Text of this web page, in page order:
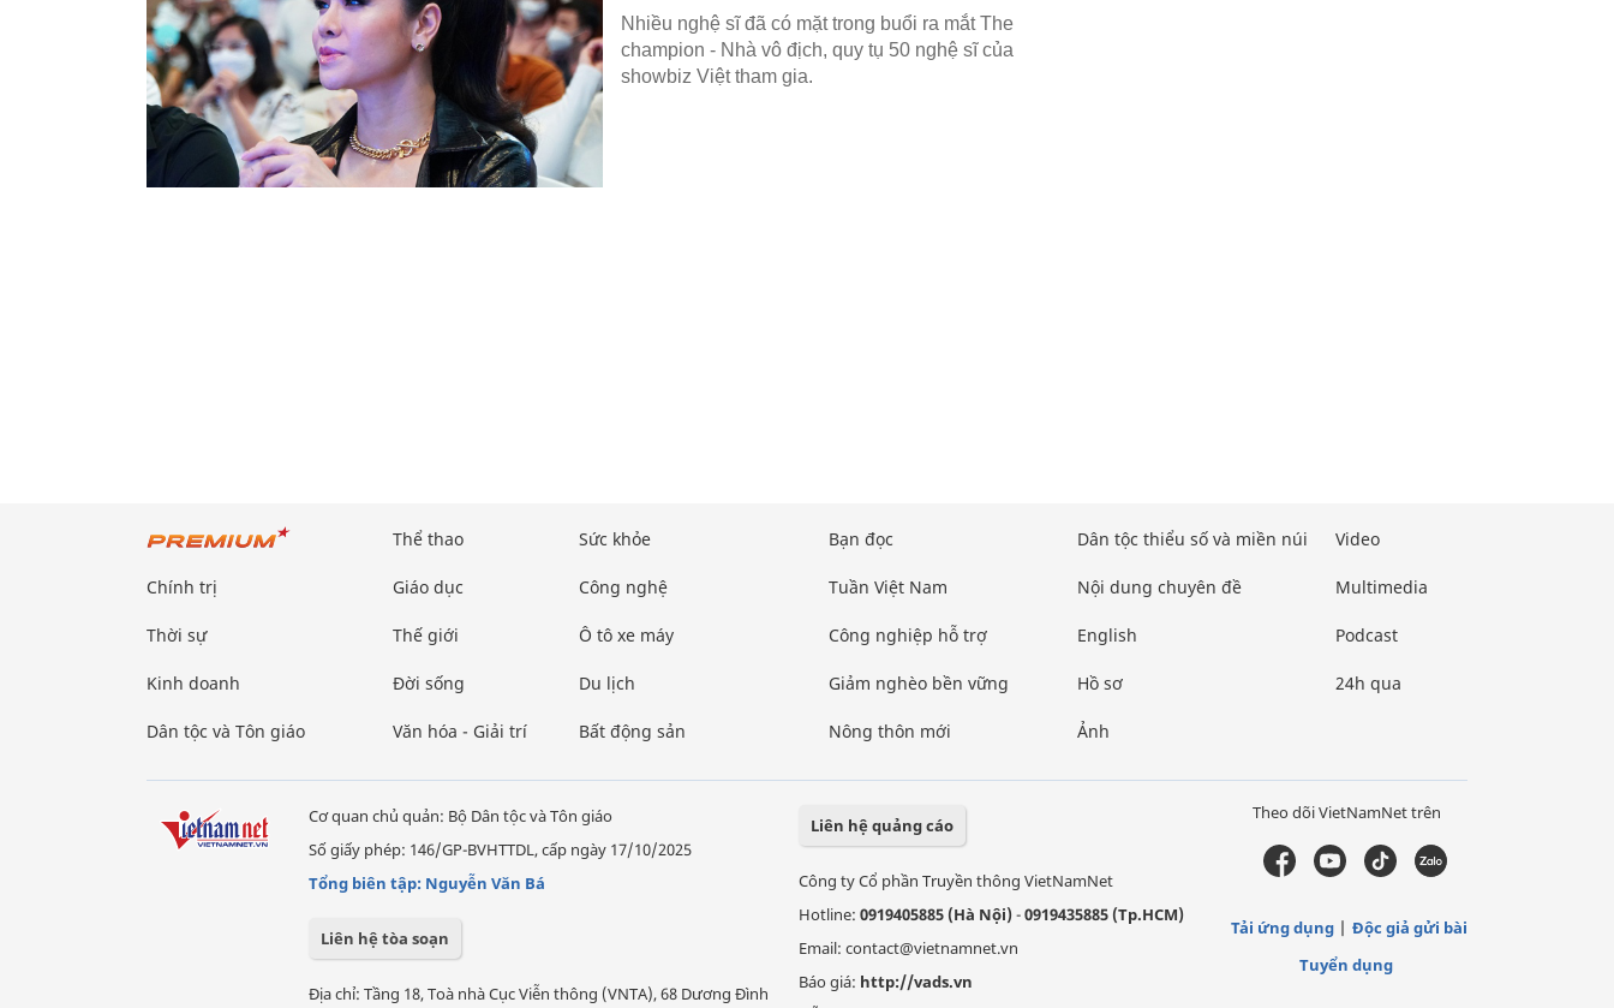
Nhiều nghệ sĩ đã có mặt trong buổi ra mắt The
champion - Nhà vô địch, quy tụ 50 nghệ sĩ của
showbiz Việt tham gia.
Chính trị
Thời sự
Kinh doanh
Dân tộc và Tôn giáo
Thể thao
Giáo dục
Thế giới
Đời sống
Văn hóa - Giải trí
Sức khỏe
Công nghệ
Ô tô xe máy
Du lịch
Bất động sản
Bạn đọc
Tuần Việt Nam
Công nghiệp hỗ trợ
Giảm nghèo bền vững
Nông thôn mới
Dân tộc thiểu số và miền núi
Nội dung chuyên đề
English
Hồ sơ
Ảnh
Video
Multimedia
Podcast
24h qua
Cơ quan chủ quản: Bộ Dân tộc và Tôn giáo
Số giấy phép: 146/GP-BVHTTDL, cấp ngày 17/10/2025
Tổng biên tập: Nguyễn Văn Bá
Liên hệ tòa soạn
Địa chỉ: Tầng 18, Toà nhà Cục Viễn thông (VNTA), 68 Dương Đình
Liên hệ quảng cáo
Công ty Cổ phần Truyền thông VietNamNet
Hotline: 0919405885 (Hà Nội)-0919435885 (Tp.HCM)
Email: contact@vietnamnet.vn
Báo giá: http://vads.vn
Theo dõi VietNamNet trên
Tải ứng dụng
Độc giả gửi bài
Tuyển dụng